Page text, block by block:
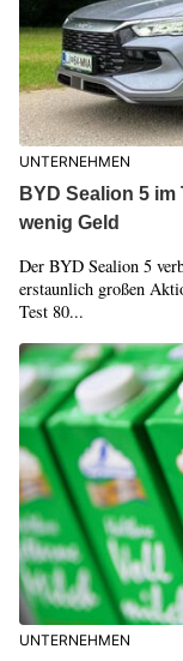
UNTERNEHMEN
BYD Sealion 5
wenig Geld
Der BYD Sealion 5
erstaunlich großen
Test 80...
UNTERNEHMEN